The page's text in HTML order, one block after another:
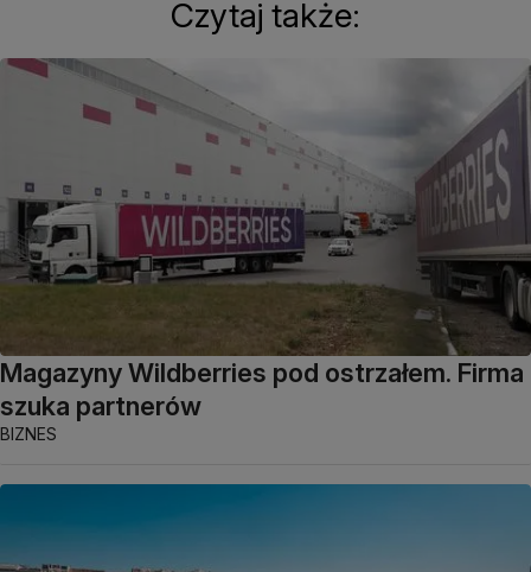
Czytaj także:
Magazyny Wildberries pod ostrzałem. Firma
szuka partnerów
BIZNES